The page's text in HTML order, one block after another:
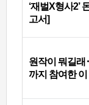
‘재벌X형사2’
고서]
원작이 뭐길
까지 참여한 이